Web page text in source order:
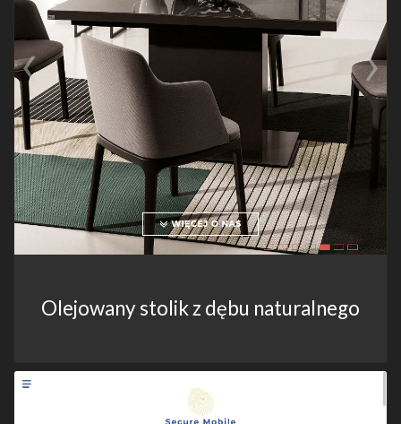
Olejowany stolik z dębu naturalnego